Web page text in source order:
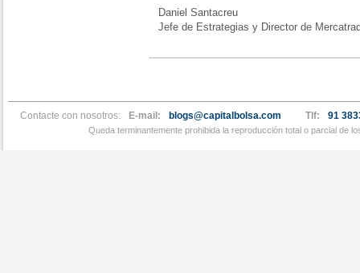
Daniel Santacreu
Jefe de Estrategias y Director de
Contacte con nosotros: E-mail: blogs@capitalbolsa.com Tlf: 91
Queda terminantemente prohibida la reproducción total o parcial de